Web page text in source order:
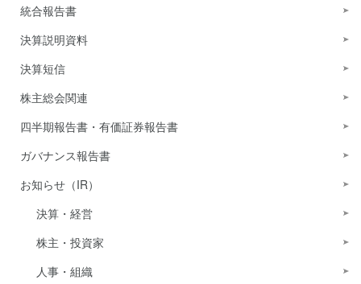
統合報告書
決算説明資料
決算短信
株主総会関連
四半期報告書・有価証券報告書
ガバナンス報告書
お知らせ（IR）
決算・経営
株主・投資家
人事・組織